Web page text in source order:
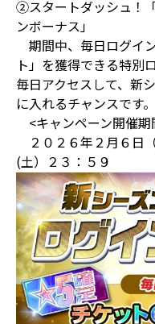
②スタートダッシュ！
ンボーナス」
期間中、毎日ログイ
ト」を獲得できる特別
毎日アクセスして、新
に入れるチャンスです。
<キャンペーン開催期
２０２６年２月６日
(土）２３：５９